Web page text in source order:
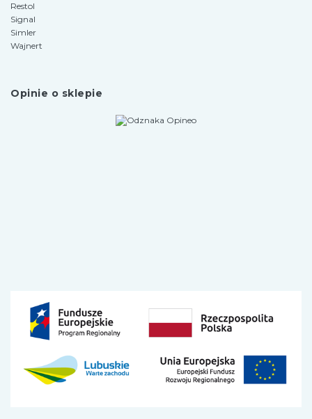
Restol
Signal
Simler
Wajnert
Opinie o sklepie